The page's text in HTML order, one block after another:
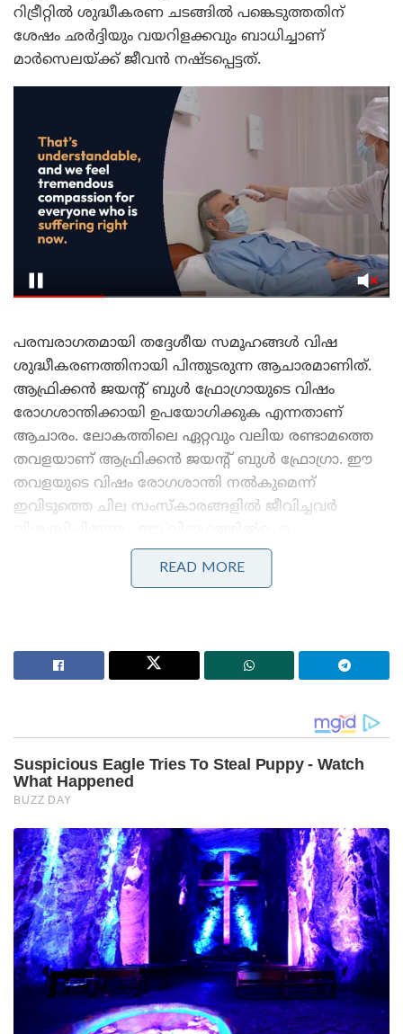
റിട്രീറ്റിൽ ശുദ്ധീകരണ ചടങ്ങിൽ പങ്കെടുത്തതിന്
ശേഷം ഛർദ്ദിയും വയറിളക്കവും ബാധിച്ചാണ്
മാർസെലയ്ക്ക് ജീവൻ നഷ്ടപ്പെട്ടത്.
പരമ്പരാഗതമായി തദ്ദേശീയ സമൂഹങ്ങള്‍ വിഷ
ശുദ്ധീകരണത്തിനായി പിന്തുടരുന്ന ആചാരമാണിത്.
ആഫ്രിക്കൻ ജയൻ്റ് ബുൾ ഫ്രോഗ്രായുടെ വിഷം
രോഗശാന്തിക്കായി ഉപയോഗിക്കുക എന്നതാണ്
ആചാരം. ലോകത്തിലെ ഏറ്റവും വലിയ രണ്ടാമത്തെ
തവളയാണ് ആഫ്രിക്കൻ ജയൻ്റ് ബുൾ ഫ്രോഗ്രാ. ഈ
തവളയുടെ വിഷം രോഗശാന്തി നല്‍കുമെന്ന്
ഇവിടുത്തെ ചില സംസ്‌കാരങ്ങളില്‍ ജീവിച്ചവര്‍
പ്രായപൂർത്തിയായ ആൺതവളകൾക്ക് ഒരു
കിലോയിലധികം ഭാരം വരുമെന്നാണ് റിപ്പോർട്ടുകൾ.
നന്ദി എൻ്റെ സുഹൃത്തേ, നമ്മൾ ഒന്നിച്ചു മുന്നോട്ട്’;
ജപ്പാന്റെ എഫ്-2 പോർവിമാനങ്ങൾ ആദ്യമായി
സഹകരണം ശക്തമാക്കാൻ തീരുമാനം
കണ്ടെത്താന്‍ ബുദ്ധിമുട്ടാണ്. എന്നാൽ ശബ്ദത്തെ
ശ്രദ്ധിച്ച് ഗോത്രവർഗ്ഗക്കാര്‍ക്ക് ഇവയെ എളുപ്പം
കണ്ടെത്താനാവും. തവളയെ പിടികൂടി അതിന്റെ
കാലുകളില്‍ നിന്ന് മെഴുകുപോലുള്ള സ്രവം ശേഖരിച്ച
ശേഷം ജീവനോടെ കാട്ടില്‍ വിടും. ചില രാജ്യങ്ങളിൽ
ഇതിന് നിരോധനമുണ്ട്. രോഗി ശാന്തിക്കായി ഇത്
ഉപയോഗിക്കാമെന്ന് ക്ലിനിക്കലി തെളിയിച്ചതായി
രേഖകളില്ല.
READ MORE